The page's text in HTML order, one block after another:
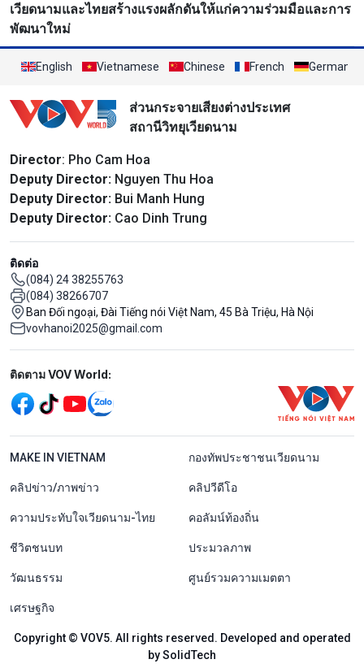
เวียดนามและไทยสร้างแรงผลักดันให้แก่ความร่วมมือและการ
พัฒนาใหม่
English Vietnamese Chinese French German
ส่วนกระจายเสียงต่างประเทศ
สถานีวิทยุเวียดนาม
Director: Pho Cam Hoa
Deputy Director: Nguyen Thu Hoa
Deputy Director: Bui Manh Hung
Deputy Director: Cao Dinh Trung
ติดต่อ
(084) 24 38255763
(084) 38266707
Ban Đối ngoại, Đài Tiếng nói Việt Nam, 45 Bà Triệu, Hà Nội
vovhanoi2025@gmail.com
Mạng xã hội
ติดตาม VOV World:
menu footer tiếng Thái
MAKE IN VIETNAM กองทัพประชาชนเวียดนาม
คลิปข่าว/ภาพข่าว คลิปวีดีโอ
ความประทับใจเวียดนาม-ไทย คอลัมน์ท้องถิ่น
ชีวิตชนบท ประมวลภาพ
วัฒนธรรม ศูนย์รวมความเมตตา
เศรษฐกิจ
Copyright © VOV5. All rights reserved. Developed and operated
by SolidTech